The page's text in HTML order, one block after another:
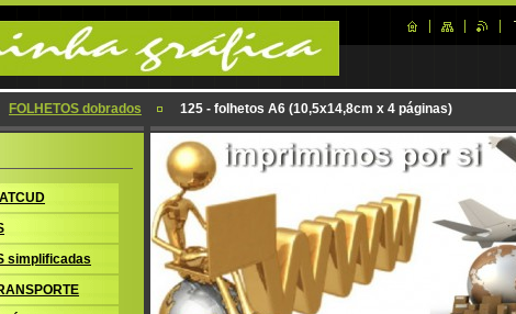
FOLHETOS dobrados 125 - folhetos A6 (10,5x14,8cm x 4 páginas)
simplificadas